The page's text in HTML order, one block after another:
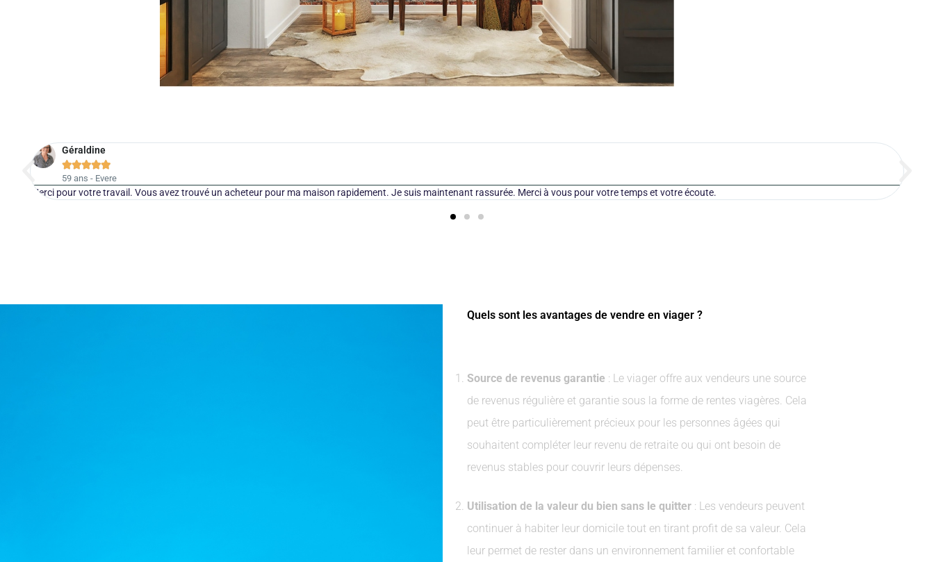
Géraldine

59 ans - Evere
Merci pour votre travail. Vous avez trouvé un acheteur pour ma maison rapidement. Je suis maintenant rassurée. Merci à vous pour votre temps et votre écoute.
Quels sont les avantages de vendre en viager ?
Source de revenus garantie : Le viager offre aux vendeurs une source
de revenus régulière et garantie sous la forme de rentes viagères. Cela
peut être particulièrement précieux pour les personnes âgées qui
souhaitent compléter leur revenu de retraite ou qui ont besoin de
revenus stables pour couvrir leurs dépenses.
Utilisation de la valeur du bien sans le quitter : Les vendeurs peuvent
continuer à habiter leur domicile tout en tirant profit de sa valeur. Cela
leur permet de rester dans un environnement familier et confortable